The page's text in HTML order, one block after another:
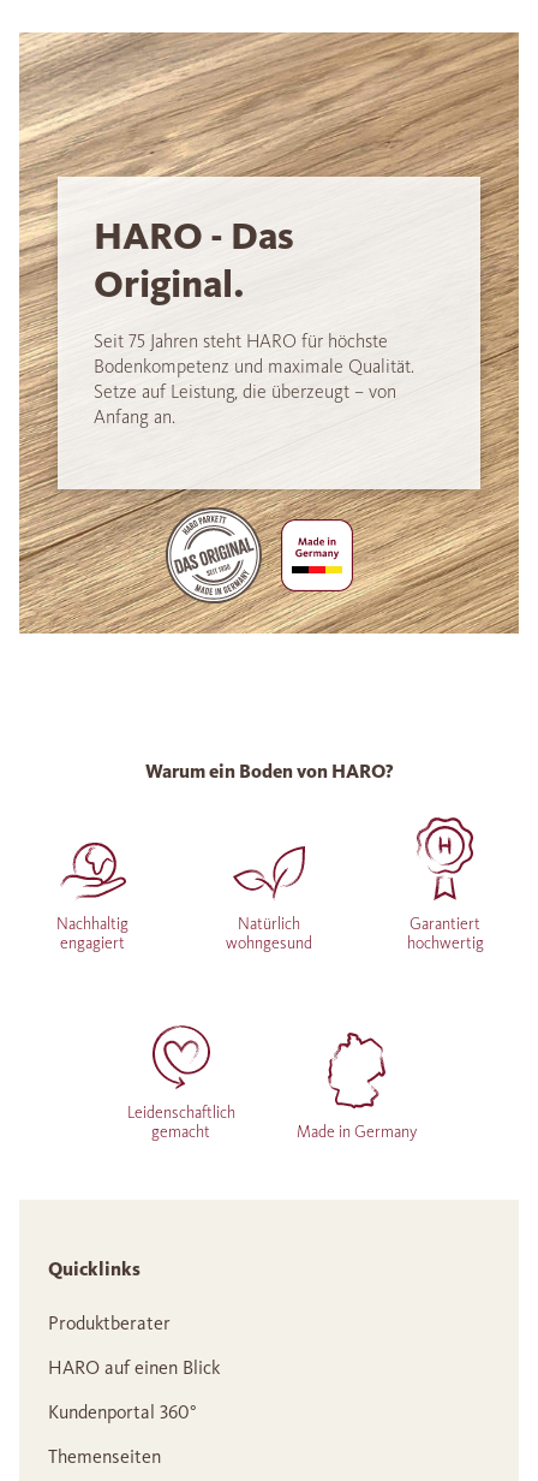
HARO - Das
Original.
Seit 75 Jahren steht HARO für höchste
Bodenkompetenz und maximale Qualität.
Setze auf Leistung, die überzeugt – von
Anfang an.
Warum ein Boden von HARO?
Nachhaltig
engagiert
Natürlich
wohngesund
Garantiert
hochwertig
Leidenschaftlich
gemacht
Made in Germany
Quicklinks
Produktberater
HARO auf einen Blick
Kundenportal 360°
Themenseiten